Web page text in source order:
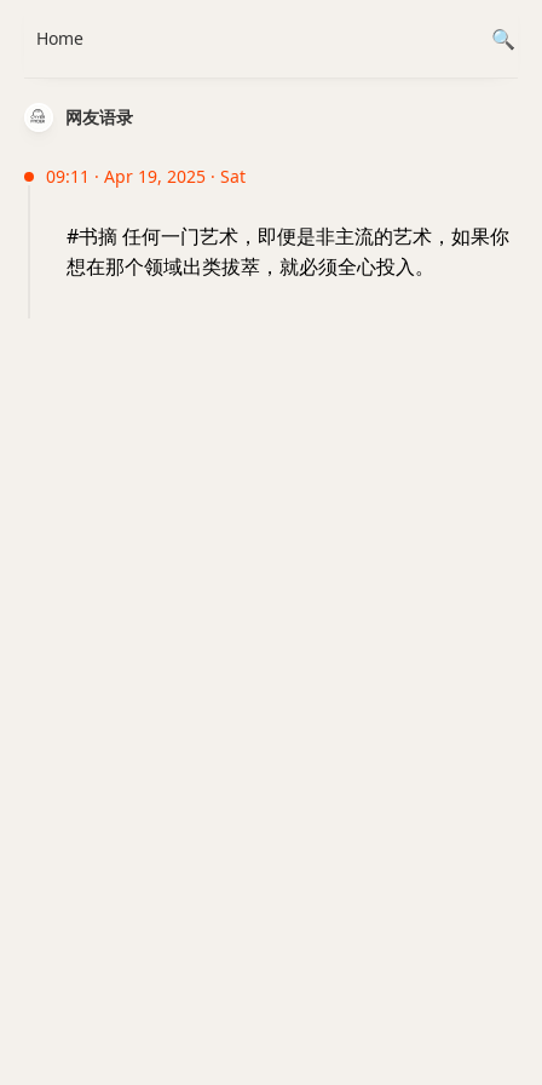
网友语录
09:11 · Apr 19, 2025 · Sat
#书摘 任何一门艺术，即便是非主流的艺术，如果你
想在那个领域出类拔萃，就必须全心投入。
Home